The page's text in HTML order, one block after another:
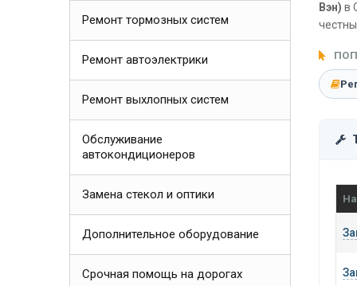
Вэн) в
Ремонт тормозных систем
Ремонт автоэлектрики
Ремонт выхлопных систем
Обслуживание
автокондиционеров
Замена стекол и оптики
Дополнительное оборудование
Срочная помощь на дорогах